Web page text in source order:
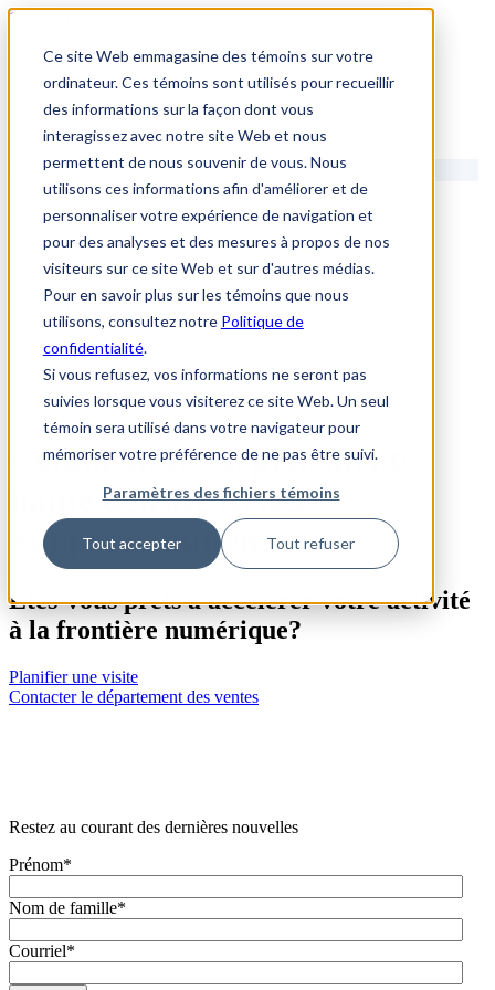
Ce site Web emmagasine des témoins sur votre
ordinateur. Ces témoins sont utilisés pour recueillir
des informations sur la façon dont vous
interagissez avec notre site Web et nous
permettent de nous souvenir de vous. Nous
utilisons ces informations afin d'améliorer et de
personnaliser votre expérience de navigation et
pour des analyses et des mesures à propos de nos
visiteurs sur ce site Web et sur d'autres médias.
Pour en savoir plus sur les témoins que nous
utilisons, consultez notre Politique de
confidentialité.
Si vous refusez, vos informations ne seront pas
suivies lorsque vous visiterez ce site Web. Un seul
témoin sera utilisé dans votre navigateur pour
mémoriser votre préférence de ne pas être suivi.
Paramètres des fichiers témoins
Tout accepter Tout refuser
1.866.931.9661
Login
FR
Communiquez avec nous
1.866.931.9661
Communiquez avec nous
Comment les déploiements
haute densité NNJ3
Support/Soutien?
Êtes-vous prêts à accélérer votre activité
à la frontière numérique?
Planifier une visite
Contacter le département des ventes
Restez au courant des dernières nouvelles
Prénom*
Nom de famille*
Courriel*